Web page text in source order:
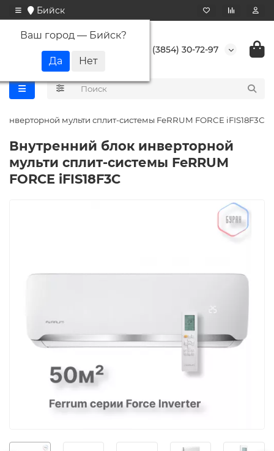
Бийск
Ваш город — Бийск?
+7 (3854) 30-72-97
мульти сплит-системы FeRRUM FORCE iFIS18F3С
Внутренний блок инверторной
мульти сплит-системы FeRRUM
FORCE iFIS18F3С